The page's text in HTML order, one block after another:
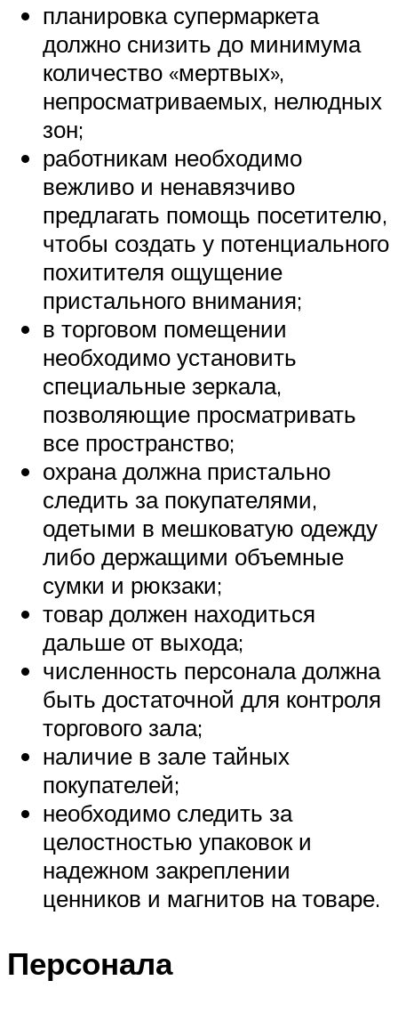
планировка супермаркета
должно снизить до минимума
количество «мертвых»,
непросматриваемых, нелюдных
зон;
работникам необходимо
вежливо и ненавязчиво
предлагать помощь посетителю,
чтобы создать у потенциального
похитителя ощущение
пристального внимания;
в торговом помещении
необходимо установить
специальные зеркала,
позволяющие просматривать
все пространство;
охрана должна пристально
следить за покупателями,
одетыми в мешковатую одежду
либо держащими объемные
сумки и рюкзаки;
товар должен находиться
дальше от выхода;
численность персонала должна
быть достаточной для контроля
торгового зала;
наличие в зале тайных
покупателей;
необходимо следить за
целостностью упаковок и
надежном закреплении
ценников и магнитов на товаре.
Персонала